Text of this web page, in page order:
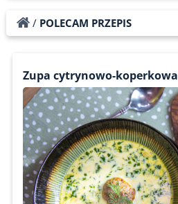
/ POLECAM PRZEPIS
Zupa cytrynowo-koperkowa